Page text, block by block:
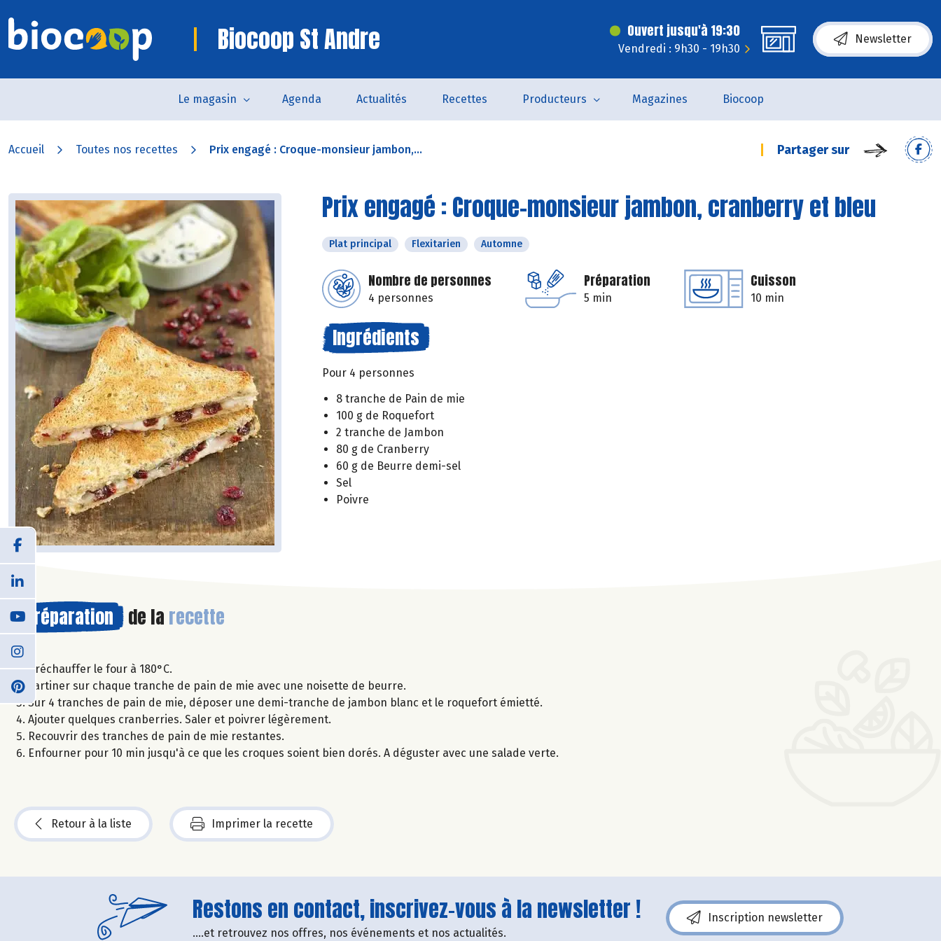
Biocoop St Andre Ouvert jusqu'à 19:30
Vendredi : 9h30 - 19h30
Newsletter
Le magasin Agenda Actualités Recettes Producteurs Magazines Biocoop
Accueil Toutes nos recettes Prix engagé : Croque-monsieur jambon,... Partager sur
Prix engagé : Croque-monsieur jambon, cranberry et bleu
Plat principal Flexitarien Automne
Nombre de personnes
4 personnes
Préparation
5 min
Cuisson
10 min
Ingrédients
Pour 4 personnes
8 tranche de Pain de mie
100 g de Roquefort
2 tranche de Jambon
80 g de Cranberry
60 g de Beurre demi-sel
Sel
Poivre
Préparation de la recette
Préchauffer le four à 180°C.
Tartiner sur chaque tranche de pain de mie avec une noisette de beurre.
Sur 4 tranches de pain de mie, déposer une demi-tranche de jambon blanc et le roquefort émietté.
Ajouter quelques cranberries. Saler et poivrer légèrement.
Recouvrir des tranches de pain de mie restantes.
Enfourner pour 10 min jusqu'à ce que les croques soient bien dorés. A déguster avec une salade verte.
Retour à la liste Imprimer la recette
Restons en contact, inscrivez-vous à la newsletter !
....et retrouvez nos offres, nos événements et nos actualités.
Inscription newsletter